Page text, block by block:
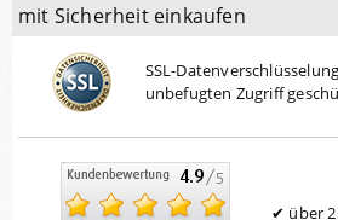
mit Sicherheit einkaufen
SSL-
unbefugten Zugriff
über